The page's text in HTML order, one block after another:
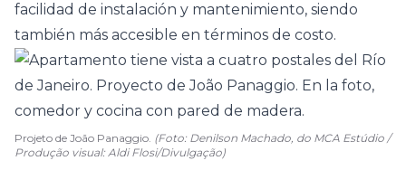
facilidad de instalación y mantenimiento, siendo
también más accesible en términos de costo.
Projeto de João Panaggio. (Foto: Denilson Machado, do MCA Estúdio /
Produção visual: Aldi Flosi/Divulgação)